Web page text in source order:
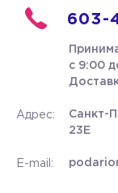
603-
с 9:00
Адрес:
Санкт-
23Е
E-mail: